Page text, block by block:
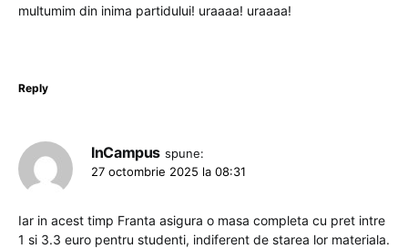
multumim din inima partidului! uraaaa! uraaaa!
Reply
InCampus spune:
27 octombrie 2025 la 08:31
Iar in acest timp Franta asigura o masa completa cu pret intre
1 si 3.3 euro pentru studenti, indiferent de starea lor materiala.